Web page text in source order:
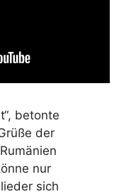
betonte
der
nur
sich